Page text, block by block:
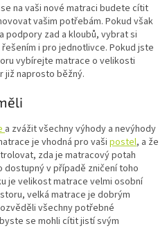
na vaši nové matraci budete cítit
vašim potřebám. Pokud však
zad a kloubů, vybrat si
i pro jednotlivce. Pokud jste
vybírejte matrace o velikosti
již naprosto běžný.
a zvážit všechny výhody a nevýhody
je vhodná pro vaši postel, a že
zda je matracový potah
dostupný v případě zničení toho
je velikost matrace velmi osobní
velká matrace je dobrým
všechny potřebné
se mohli cítit jistí svým